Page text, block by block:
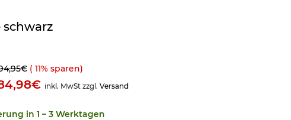
schwarz
( 11% sparen)
inkl. MwSt zzgl. Versand
in 1 – 3 Werktagen